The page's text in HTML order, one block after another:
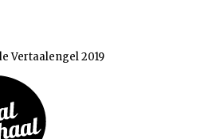
Vertaalengel 2019